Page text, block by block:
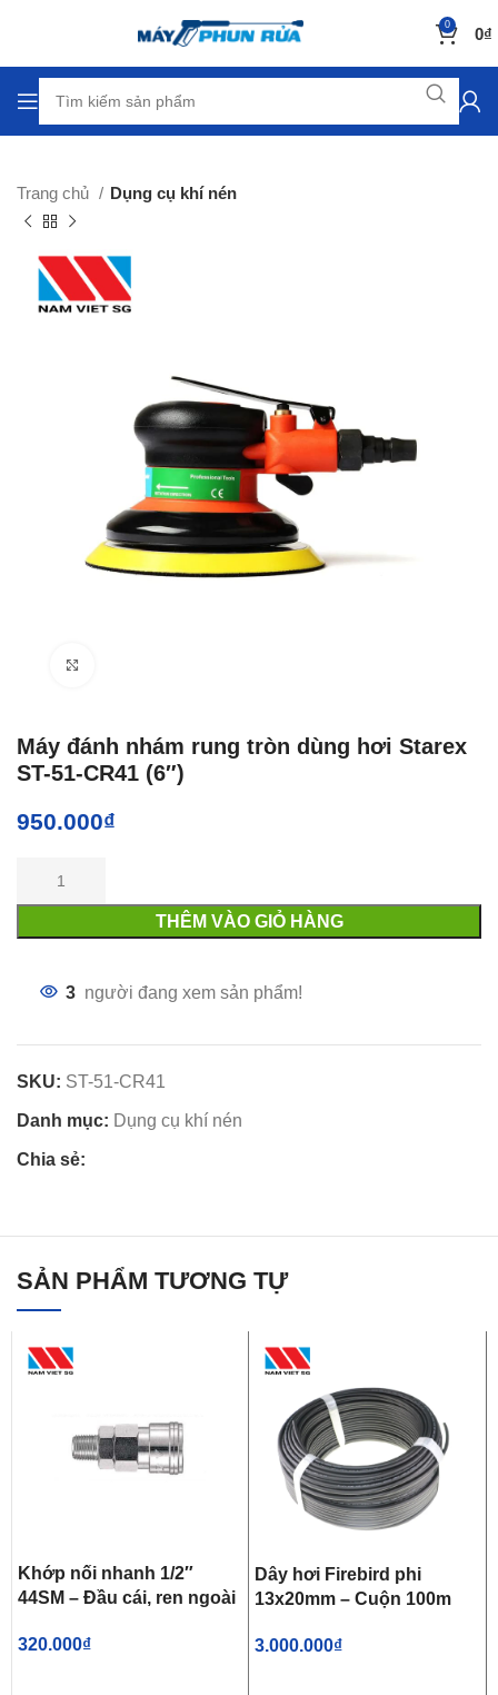
0 0₫
Trang chủ Dụng cụ khí nén
Máy đánh nhám rung tròn dùng hơi Starex
ST-51-CR41 (6″)
950.000₫
THÊM VÀO GIỎ HÀNG
3 người đang xem sản phẩm!
SKU: ST-51-CR41
Danh mục: Dụng cụ khí nén
Chia sẻ:
SẢN PHẨM TƯƠNG TỰ
Khớp nối nhanh 1/2″
44SM – Đầu cái, ren ngoài
320.000₫
Dây hơi Firebird phi
13x20mm – Cuộn 100m
3.000.000₫